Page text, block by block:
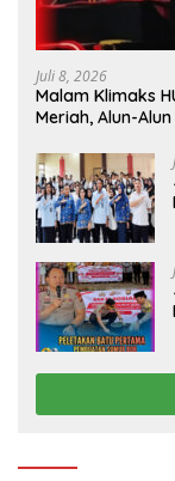
Juli 8, 2026
Malam Klimaks
Meriah, Alun-